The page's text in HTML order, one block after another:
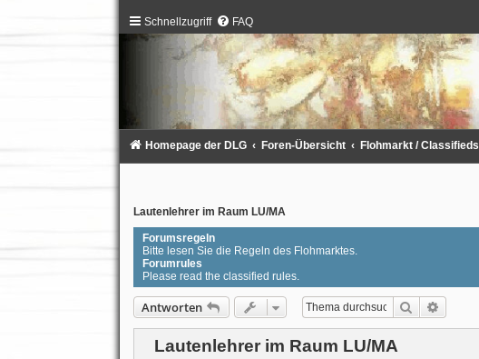
Schnellzugriff FAQ
Homepage der DLG Foren-Übersicht Flohmarkt / Classifieds
Lautenlehrer im Raum LU/MA
Forumsregeln
Bitte lesen Sie die Regeln des Flohmarktes.
Forumrules
Please read the classified rules.
Antworten Suche
Lautenlehrer im Raum LU/MA